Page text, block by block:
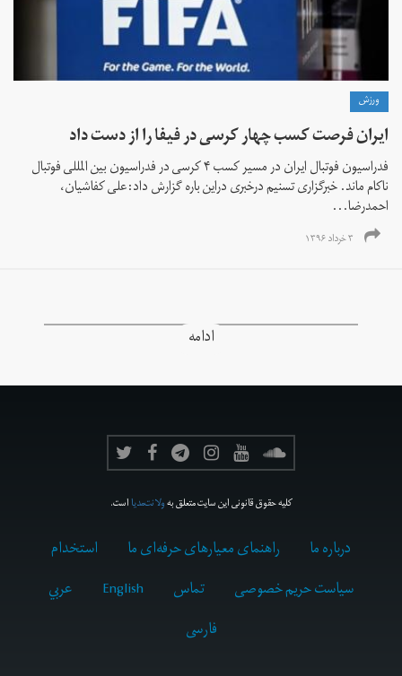
ورزش
ایران فرصت کسب چهار کرسی در فیفا را از دست داد
فدراسیون فوتبال ایران در مسیر کسب ۴ کرسی در فدراسیون بین المللی فوتبال
ناکام ماند. خبرگزاری تسنیم درخبری دراین باره گزارش داد:علی کفاشیان،
احمدرضا...
۳ خرداد ۱۳۹۶
ادامه
کلیه حقوق قانونی این سایت متعلق بهولانت‌مدیااست.
درباره ما راهنمای معیارهای حرفه‌ای ما
استخدام
سیاست حریم خصوصی
تماس English
عربي
فارسى